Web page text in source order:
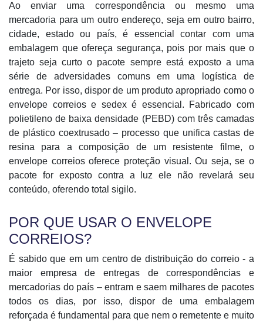
Ao enviar uma correspondência ou mesmo uma
mercadoria para um outro endereço, seja em outro bairro,
cidade, estado ou país, é essencial contar com uma
embalagem que ofereça segurança, pois por mais que o
trajeto seja curto o pacote sempre está exposto a uma
série de adversidades comuns em uma logística de
entrega. Por isso, dispor de um produto apropriado como o
envelope correios e sedex é essencial. Fabricado com
polietileno de baixa densidade (PEBD) com três camadas
de plástico coextrusado – processo que unifica castas de
resina para a composição de um resistente filme, o
envelope correios oferece proteção visual. Ou seja, se o
pacote for exposto contra a luz ele não revelará seu
conteúdo, oferendo total sigilo.
POR QUE USAR O ENVELOPE
CORREIOS?
É sabido que em um centro de distribuição do correio - a
maior empresa de entregas de correspondências e
mercadorias do país – entram e saem milhares de pacotes
todos os dias, por isso, dispor de uma embalagem
reforçada é fundamental para que nem o remetente e muito